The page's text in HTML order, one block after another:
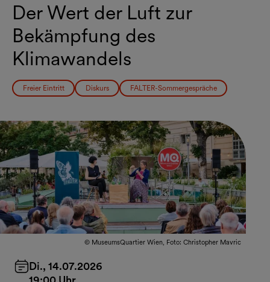
Der Wert der Luft zur
Bekämpfung des
Klimawandels
Freier Eintritt Diskurs FALTER-Sommergespräche
© MuseumsQuartier Wien, Foto: Christopher Mavric
Di., 14.07.2026